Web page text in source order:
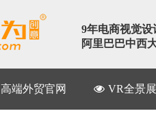
9年电商视觉设
阿里巴巴中西
高端外贸官网 VR全景